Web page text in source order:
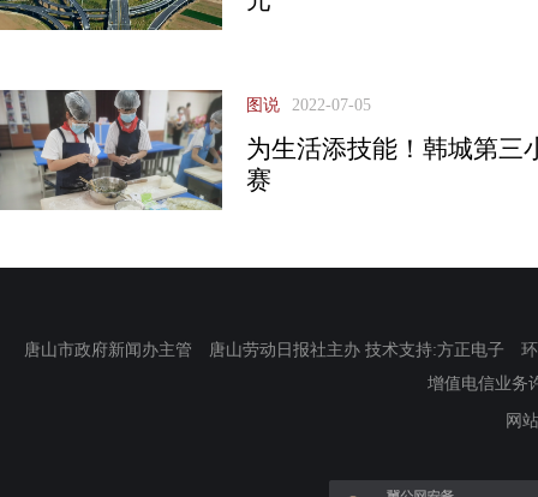
图说 2022-07-05
为生活添技能！韩城第三
赛
唐山市政府新闻办主管 唐山劳动日报社主办 技术支持:方正电子
增值电信业务
网